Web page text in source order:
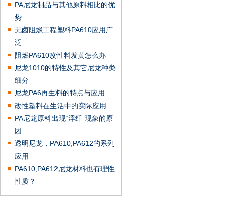
PA尼龙制品与其他原料相比的优
势
无卤阻燃工程塑料PA610应用广
泛
阻燃PA610改性料发黄怎么办
尼龙1010的特性及其它尼龙种类
细分
尼龙PA6再生料的特点与应用
改性塑料在生活中的实际应用
PA尼龙原料出现“浮纤”现象的原
因
透明尼龙，PA610,PA612的系列
应用
PA610,PA612尼龙材料也有理性
性质？